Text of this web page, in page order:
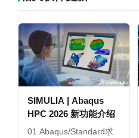
SIMULIA | Abaqus
HPC 2026 新功能介绍
01 Abaqus/Standard求